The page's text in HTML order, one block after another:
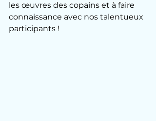
les œuvres des copains et à faire
connaissance avec nos talentueux
participants !